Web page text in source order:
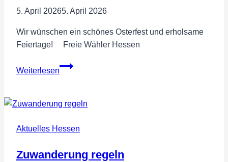
5. April 20265. April 2026
Wir wünschen ein schönes Osterfest und erholsame
Feiertage! Freie Wähler Hessen
Weiterlesen
Frohe
Aktuelles Hessen
Zuwanderung regeln